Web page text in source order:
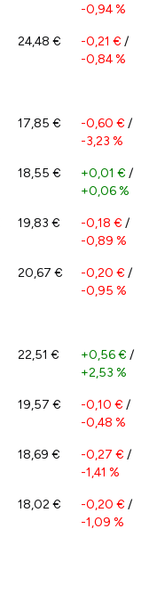
-0,94 %
24,48 € -0,21 € /
-0,84 %
17,85 € -0,60 € /
-3,23 %
18,55 € +0,01 € /
+0,06 %
19,83 € -0,18 € /
-0,89 %
20,67 € -0,20 € /
-0,95 %
22,51 € +0,56 € /
+2,53 %
19,57 € -0,10 € /
-0,48 %
18,69 € -0,27 € /
-1,41 %
18,02 € -0,20 € /
-1,09 %